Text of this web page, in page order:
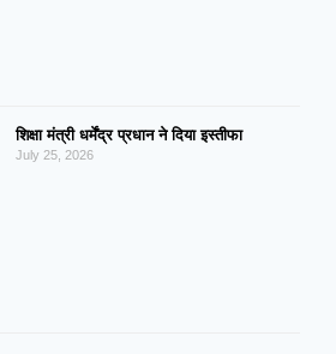
शिक्षा मंत्री धर्मेंद्र प्रधान ने दिया इस्तीफा
July 25, 2026